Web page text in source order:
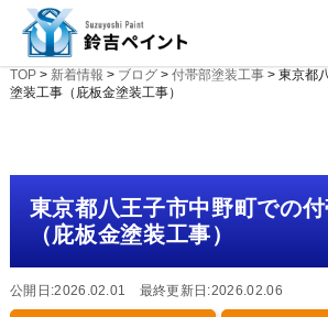
TOP> 新着情報 > ブログ> 付帯部塗装工事> 東京都
塗装工事（庇板金塗装工事）
東京都八王子市中野町での
（庇板金塗装工事）
公開日:2026.02.01 最終更新日:2026.02.06